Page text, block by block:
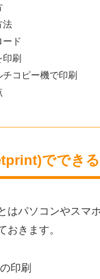
法
ード
印刷
コピー機で印刷
ででき
はパソコンやスマ
おきます。
印刷